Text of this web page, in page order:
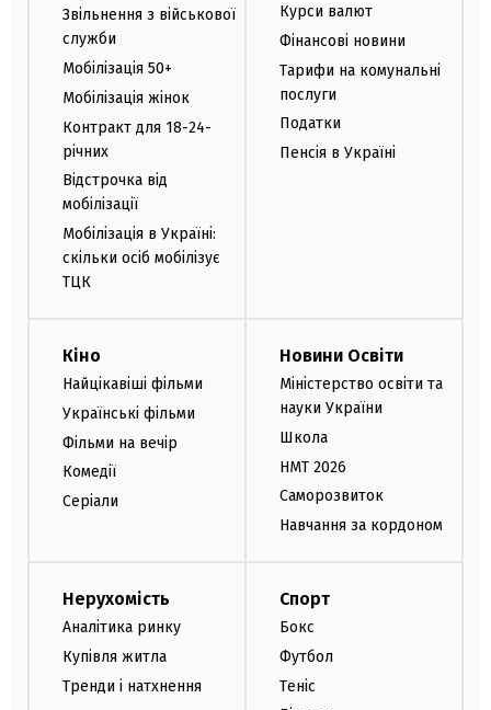
Звільнення з військової
служби
Мобілізація 50+
Мобілізація жінок
Контракт для 18-24-
річних
Відстрочка від
мобілізації
Мобілізація в Україні:
скільки осіб мобілізує
ТЦК
Курси валют
Фінансові новини
Тарифи на комунальні
послуги
Податки
Пенсія в Україні
Кіно
Найцікавіші фільми
Українські фільми
Фільми на вечір
Комедії
Серіали
Новини Освіти
Міністерство освіти та
науки України
Школа
НМТ 2026
Саморозвиток
Навчання за кордоном
Нерухомість
Аналітика ринку
Купівля житла
Тренди і натхнення
Спорт
Бокс
Футбол
Теніс